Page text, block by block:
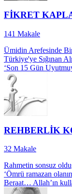
FİKRET
141 Makale
Ümidin Arefesinde
Türkiye'ye Sığınan
‘Son 15 Gün
REHBERLİK
32 Makale
Rahmetin sonsuz
‘Ömrü ramazan
Beraat… Allah’ın